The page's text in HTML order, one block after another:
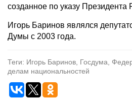
созданное по указу
Игорь Баринов являлся
Думы с 2003 года.
Теги: Игорь Баринов, Госдума,
делам национальностей